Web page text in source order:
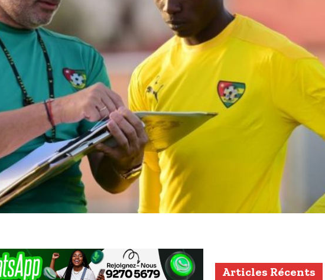
Articles Récents